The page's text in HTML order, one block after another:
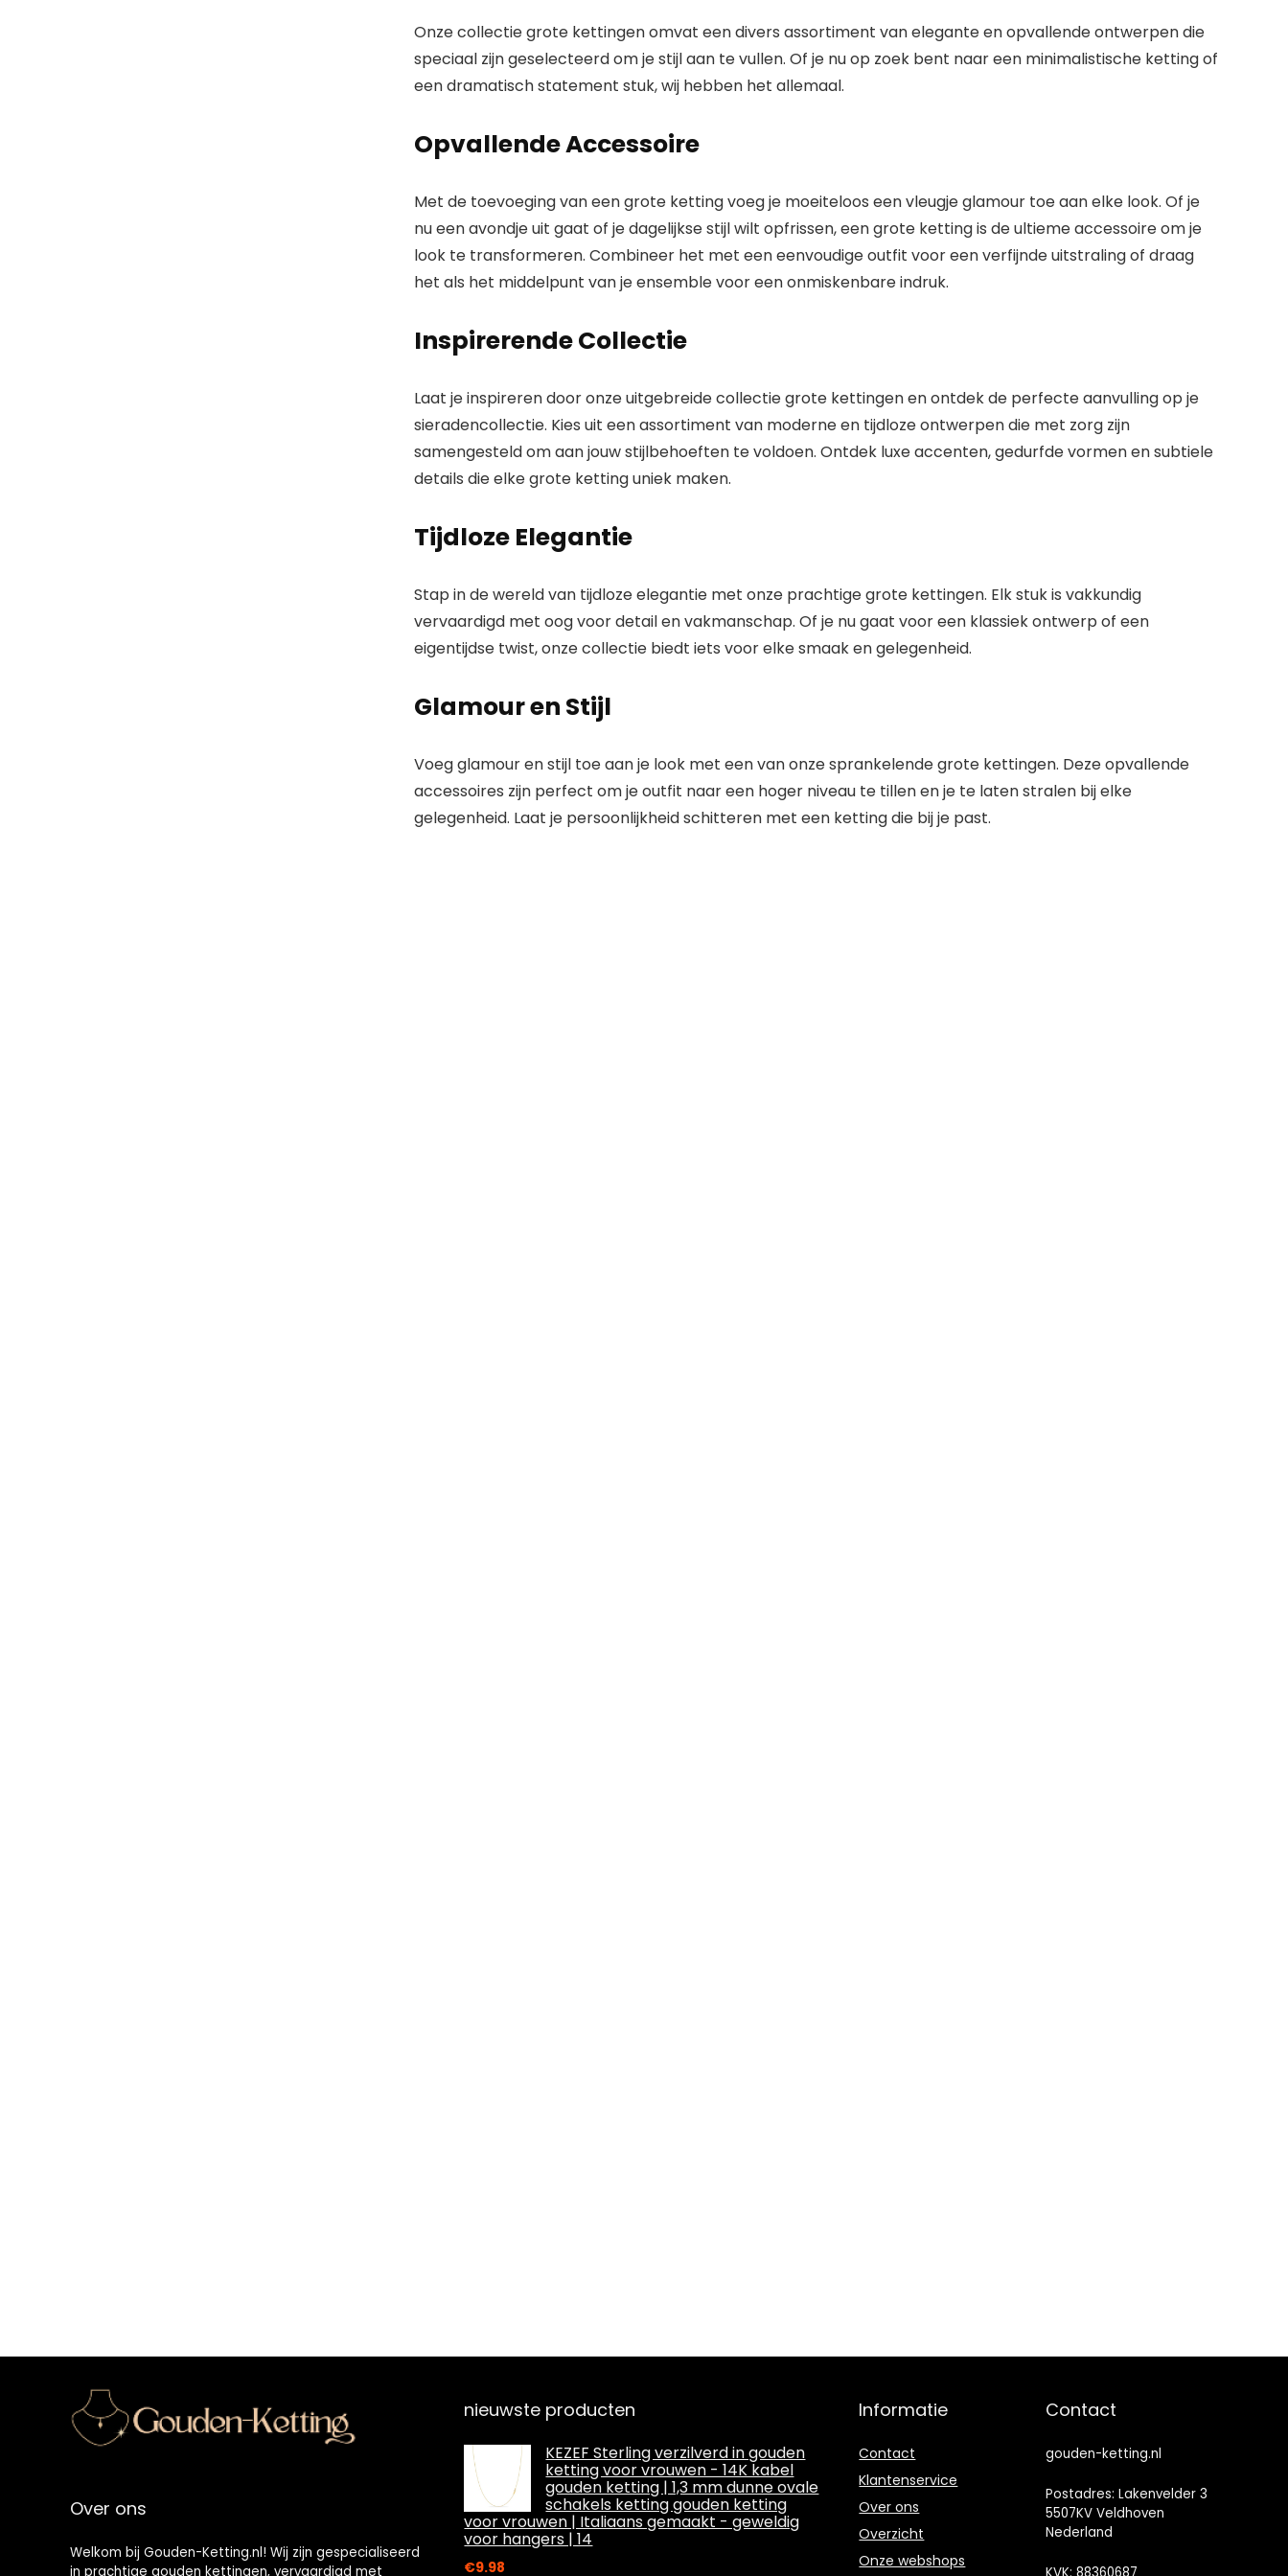
geweldig voor
hangers | 14
Onze collectie grote kettingen omvat een divers assortiment van elegante en opvallende ontwerpen die
speciaal zijn geselecteerd om je stijl aan te vullen. Of je nu op zoek bent naar een minimalistische ketting of
een dramatisch statement stuk, wij hebben het allemaal.
Opvallende Accessoire
Met de toevoeging van een grote ketting voeg je moeiteloos een vleugje glamour toe aan elke look. Of je
nu een avondje uit gaat of je dagelijkse stijl wilt opfrissen, een grote ketting is de ultieme accessoire om je
look te transformeren. Combineer het met een eenvoudige outfit voor een verfijnde uitstraling of draag
het als het middelpunt van je ensemble voor een onmiskenbare indruk.
Inspirerende Collectie
Laat je inspireren door onze uitgebreide collectie grote kettingen en ontdek de perfecte aanvulling op je
sieradencollectie. Kies uit een assortiment van moderne en tijdloze ontwerpen die met zorg zijn
samengesteld om aan jouw stijlbehoeften te voldoen. Ontdek luxe accenten, gedurfde vormen en subtiele
details die elke grote ketting uniek maken.
Tijdloze Elegantie
Stap in de wereld van tijdloze elegantie met onze prachtige grote kettingen. Elk stuk is vakkundig
vervaardigd met oog voor detail en vakmanschap. Of je nu gaat voor een klassiek ontwerp of een
eigentijdse twist, onze collectie biedt iets voor elke smaak en gelegenheid.
Glamour en Stijl
Voeg glamour en stijl toe aan je look met een van onze sprankelende grote kettingen. Deze opvallende
accessoires zijn perfect om je outfit naar een hoger niveau te tillen en je te laten stralen bij elke
gelegenheid. Laat je persoonlijkheid schitteren met een ketting die bij je past.
Over ons
Welkom bij Gouden-Ketting.nl! Wij zijn gespecialiseerd
in prachtige gouden kettingen, vervaardigd met
nieuwste producten
KEZEF Sterling verzilverd in gouden
ketting voor vrouwen - 14K kabel
gouden ketting | 1,3 mm dunne ovale
schakels ketting gouden ketting
voor vrouwen | Italiaans gemaakt - geweldig
voor hangers | 14
€9.98
Informatie
Contact
Klantenservice
Over ons
Overzicht
Onze webshops
Contact
gouden-ketting.nl
Postadres: Lakenvelder 3
5507KV Veldhoven
Nederland